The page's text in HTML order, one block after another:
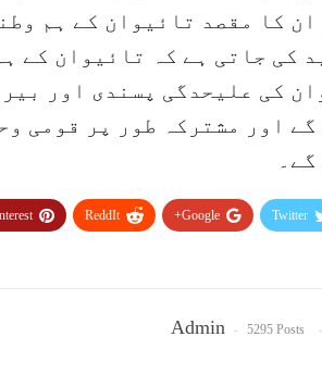
کا مقصد تائیوان کے ہم
کی جاتی ہے کہ تائیوان کے
کی علیحدگی پسندی اور
اور مشترکہ طور پر قومی
Twitter
Google+
ReddIt
Admin 5295 Posts